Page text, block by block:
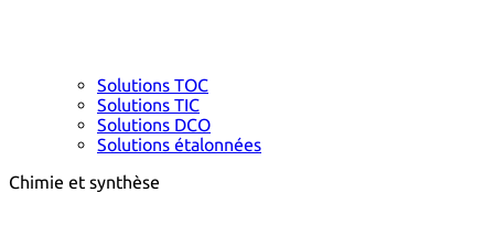
Solutions TOC
Solutions TIC
Solutions DCO
Solutions étalonnées
Chimie et synthèse